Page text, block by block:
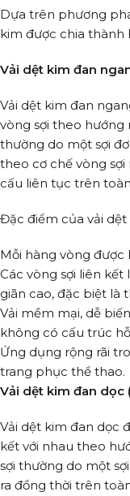
Dựa trên phương
kim được chia thành
Vải dệt kim đan
Vải dệt kim đan
vòng sợi theo hướng
thường do một sợi
theo cơ chế vòng sợi
cấu liên tục trên
Đặc điểm của vải
Mỗi hàng vòng được
Các vòng sợi liên kết
giãn cao, đặc biệt là
Vải mềm mại, dễ
không có cấu trúc
Ứng dụng rộng rãi
trang phục thể thao.
Vải dệt kim đan dọc
Vải dệt kim đan dọc
kết với nhau theo
sợi thường do một
ra đồng thời trên